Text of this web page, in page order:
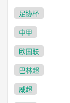
足协杯
中甲
欧国联
巴林超
威超